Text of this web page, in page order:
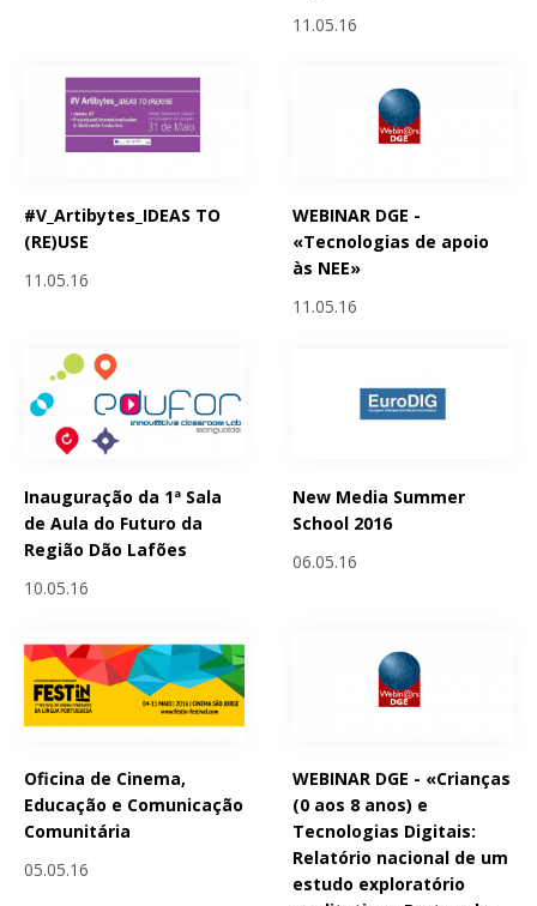
11.05.16
#V_Artibytes_IDEAS TO
(RE)USE
11.05.16
WEBINAR DGE -
«Tecnologias de apoio
às NEE»
11.05.16
Inauguração da 1ª Sala
de Aula do Futuro da
Região Dão Lafões
10.05.16
New Media Summer
School 2016
06.05.16
Oficina de Cinema,
Educação e Comunicação
Comunitária
05.05.16
WEBINAR DGE - «Crianças
(0 aos 8 anos) e
Tecnologias Digitais:
Relatório nacional de um
estudo exploratório